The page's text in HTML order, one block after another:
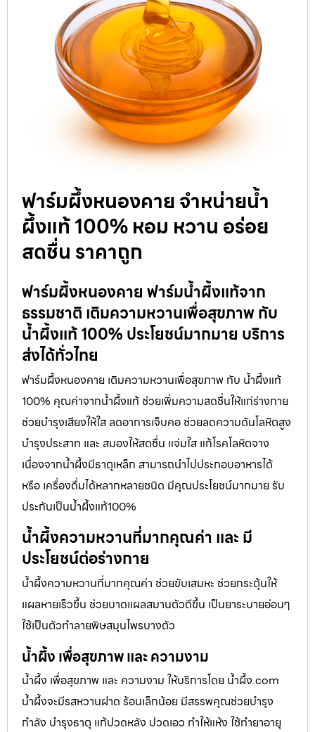
ฟาร์มผึ้งหนองคาย จำหน่ายน้ำ
ผึ้งแท้ 100% หอม หวาน อร่อย
สดชื่น ราคาถูก
ฟาร์มผึ้งหนองคาย ฟาร์มน้ำผึ้งแท้จาก
ธรรมชาติ เติมความหวานเพื่อสุขภาพ กับ
น้ำผึ้งแท้ 100% ประโยชน์มากมาย บริการ
ส่งได้ทั่วไทย
ฟาร์มผึ้งหนองคาย เติมความหวานเพื่อสุขภาพ กับ น้ำผึ้งแท้
100% คุณค่าจากน้ำผึ้งแท้ ช่วยเพิ่มความสดชื่นให้แก่ร่างกาย
ช่วยบำรุงเสียงให้ใส ลดอาการเจ็บคอ ช่วยลดความดันโลหิตสูง
บำรุงประสาท และ สมองให้สดชื่น แจ่มใส แก้โรคโลหิตจาง
เนื่องจากน้ำผึ้งมีธาตุเหล็ก สามารถนำไปประกอบอาหารได้
หรือ เครื่องดื่มได้หลากหลายชนิด มีคุณประโยชน์มากมาย รับ
ประกันเป็นน้ำผึ้งแท้100%
น้ำผึ้งความหวานที่มากคุณค่า และ มี
ประโยชน์ต่อร่างกาย
น้ำผึ้งความหวานที่มากคุณค่า ช่วยขับเสมหะ ช่วยกระตุ้นให้
แผลหายเร็วขึ้น ช่วยบาดแผลสมานตัวดีขึ้น เป็นยาระบายอ่อนๆ
ใช้เป็นตัวทำลายพิษสมุนไพรบางตัว
น้ำผึ้ง เพื่อสุขภาพ และ ความงาม
น้ำผึ้ง เพื่อสุขภาพ และ ความงาม ให้บริการโดย น้ำผึ้ง.com
น้ำผึ้งจะมีรสหวานฝาด ร้อนเล็กน้อย มีสรรพคุณช่วยบำรุง
กำลัง บำรุงธาตุ แก้ปวดหลัง ปวดเอว ทำให้แห้ง ใช้ทำยาอายุ